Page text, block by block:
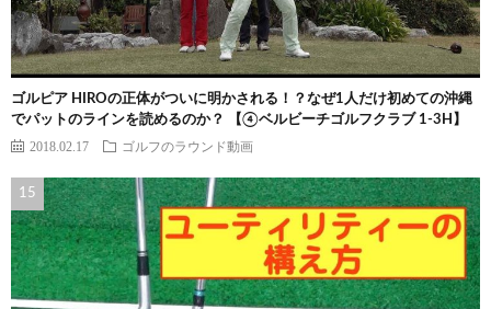
ゴルピア HIROの正体がついに明かされる！？なぜ1人だけ初めての沖縄
でパットのラインを読めるのか？ 【④ベルビーチゴルフクラブ 1-3H】
2018.02.17 ゴルフのラウンド動画